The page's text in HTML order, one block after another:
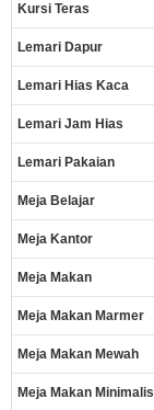
Kursi Teras
Lemari Dapur
Lemari Hias Kaca
Lemari Jam Hias
Lemari Pakaian
Meja Belajar
Meja Kantor
Meja Makan
Meja Makan Marmer
Meja Makan Mewah
Meja Makan Minimalis